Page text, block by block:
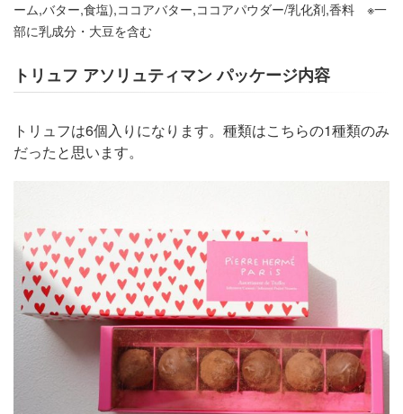
ーム,バター,食塩),ココアバター,ココアパウダー/乳化剤,香料 ※一
部に乳成分・大豆を含む
トリュフ アソリュティマン パッケージ内容
トリュフは6個入りになります。種類はこちらの1種類のみ
だったと思います。